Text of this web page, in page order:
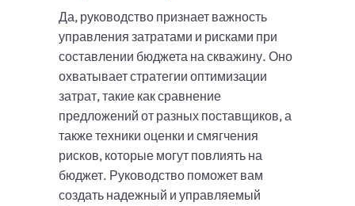
Да, руководство признает важность
управления затратами и рисками при
составлении бюджета на скважину. Оно
охватывает стратегии оптимизации
затрат, такие как сравнение
предложений от разных поставщиков, а
также техники оценки и смягчения
рисков, которые могут повлиять на
бюджет. Руководство поможет вам
создать надежный и управляемый